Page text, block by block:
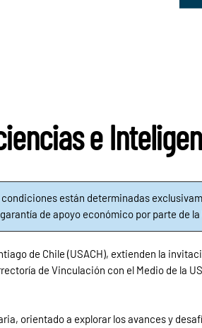
e
están determinadas
de apoyo económico por parte de
de Chile (USACH), extienden la
de Vinculación con el Medio de la
orientado a explorar los avances y